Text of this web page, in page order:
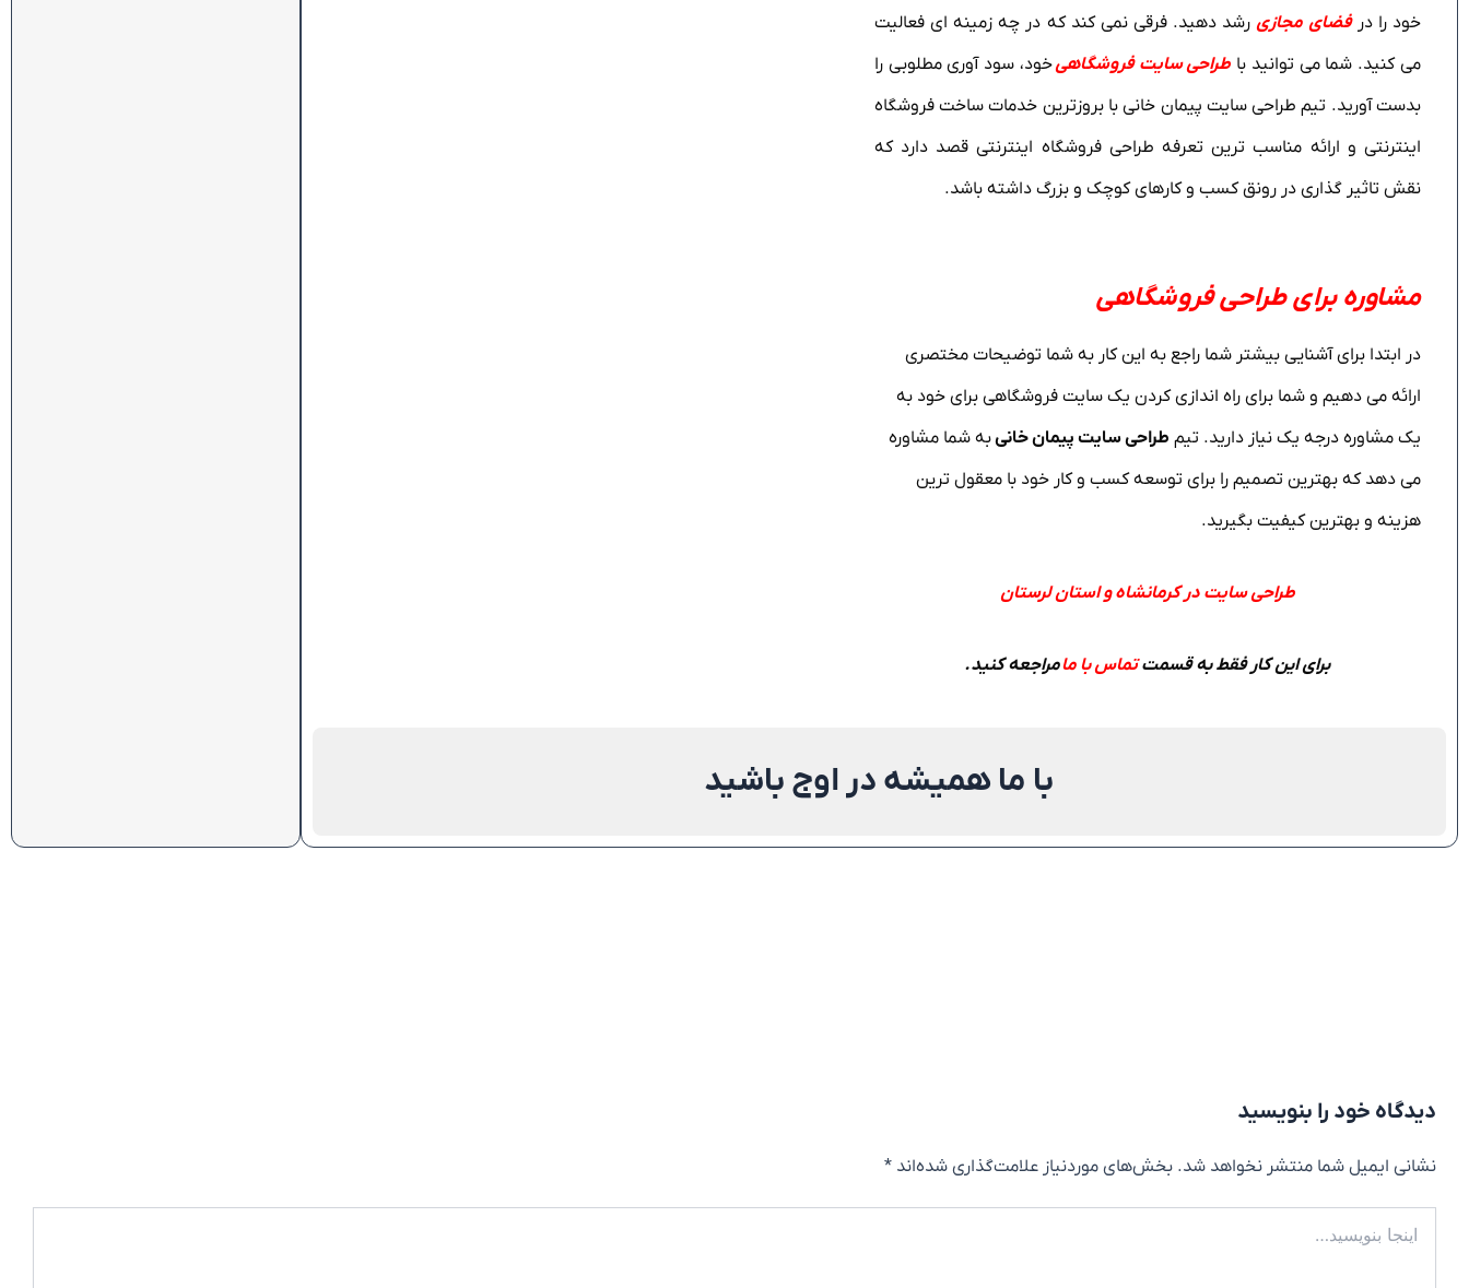
خود را درفضای مجازیرشد دهید. فرقی نمی کند که در چه زمینه ای فعالیت
می کنید. شما می توانید با طراحی سایت فروشگاهیخود، سود آوری مطلوبی را
بدست آورید. تیم طراحی سایت پیمان خانی با بروزترین خدمات ساخت فروشگاه
اینترنتی و ارائه مناسب ترین تعرفه طراحی فروشگاه اینترنتی قصد دارد که
نقش تاثیر گذاری در رونق کسب و کارهای کوچک و بزرگ داشته باشد.
مشاوره برای طراحی فروشگاهی
در ابتدا برای آشنایی بیشتر شما راجع به این کار به شما توضیحات مختصری
ارائه می دهیم و شما برای راه اندازی کردن یک سایت فروشگاهی برای خود به
یک مشاوره درجه یک نیاز دارید. تیم طراحی سایت پیمان خانیبه شما مشاوره
می دهد که بهترین تصمیم را برای توسعه کسب و کار خود با معقول ترین
هزینه و بهترین کیفیت بگیرید.
طراحی سایت در کرمانشاه و استان لرستان
برای این کار فقط به قسمتتماس با مامراجعه کنید.
با ما همیشه در اوج باشید
دیدگاه‌ خود را بنویسید
نشانی ایمیل شما منتشر نخواهد شد. بخش‌های موردنیاز علامت‌گذاری شده‌اند *
بنویسید…